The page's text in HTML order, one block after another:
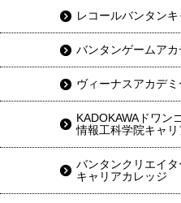
レコールバンタン
バンタンゲームア
ヴィーナスアカデ
KADOKAWAドワン
情報工科学院キャ
バンタンクリエイ
キャリアカレッジ